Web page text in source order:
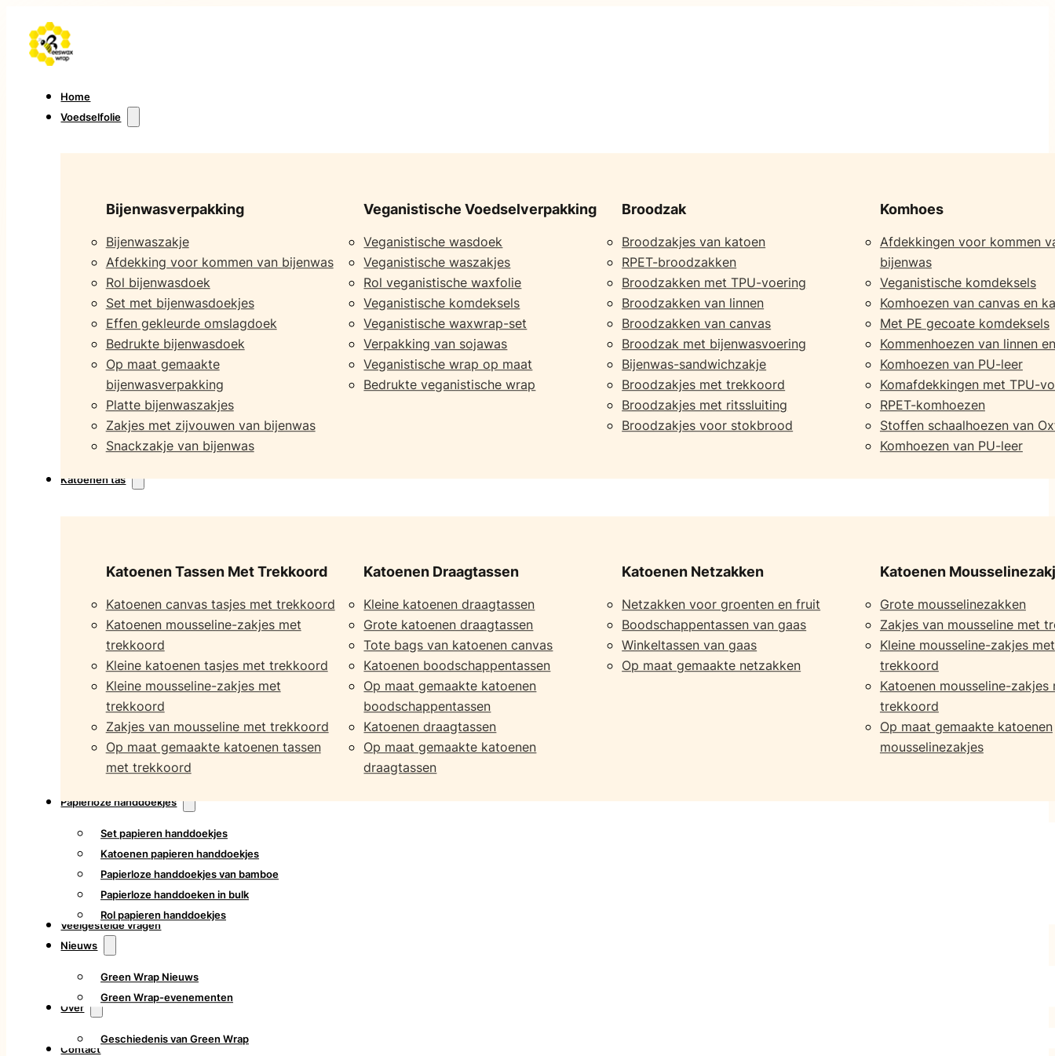
Home
Voedselfolie
Bijenwasverpakking
Bijenwaszakje
Afdekking voor kommen van bijenwas
Rol bijenwasdoek
Set met bijenwasdoekjes
Effen gekleurde omslagdoek
Bedrukte bijenwasdoek
Op maat gemaakte
bijenwasverpakking
Platte bijenwaszakjes
Zakjes met zijvouwen van bijenwas
Snackzakje van bijenwas
Veganistische Voedselverpakking
Veganistische wasdoek
Veganistische waszakjes
Rol veganistische waxfolie
Veganistische komdeksels
Veganistische waxwrap-set
Verpakking van sojawas
Veganistische wrap op maat
Bedrukte veganistische wrap
Broodzak
Broodzakjes van katoen
RPET-broodzakken
Broodzakken met TPU-voering
Broodzakken van linnen
Broodzakken van canvas
Broodzak met bijenwasvoering
Bijenwas-sandwichzakje
Broodzakjes met trekkoord
Broodzakjes met ritssluiting
Broodzakjes voor stokbrood
Komhoes
Afdekkingen voor kommen
bijenwas
Veganistische komdeksels
Komhoezen van canvas en
Met PE gecoate komdeksels
Kommenhoezen van linnen
Komhoezen van PU-leer
Komafdekkingen met TPU-
RPET-komhoezen
Stoffen schaalhoezen van
Komhoezen van PU-leer
Katoenen tas
Katoenen Tassen Met Trekkoord
Katoenen canvas tasjes met trekkoord
Katoenen mousseline-zakjes met
trekkoord
Kleine katoenen tasjes met trekkoord
Kleine mousseline-zakjes met
trekkoord
Zakjes van mousseline met trekkoord
Op maat gemaakte katoenen tassen
met trekkoord
Katoenen Draagtassen
Kleine katoenen draagtassen
Grote katoenen draagtassen
Tote bags van katoenen canvas
Katoenen boodschappentassen
Op maat gemaakte katoenen
boodschappentassen
Katoenen draagtassen
Op maat gemaakte katoenen
draagtassen
Katoenen Netzakken
Netzakken voor groenten en fruit
Boodschappentassen van gaas
Winkeltassen van gaas
Op maat gemaakte netzakken
Katoenen
Grote mousselinezakken
Zakjes van mousseline met
Kleine mousseline-zakjes met
trekkoord
Katoenen mousseline-zakjes
trekkoord
Op maat gemaakte katoenen
mousselinezakjes
Papierloze handdoekjes
Set papieren handdoekjes
Katoenen papieren handdoekjes
Papierloze handdoekjes van bamboe
Papierloze handdoeken in bulk
Rol papieren handdoekjes
Veelgestelde vragen
Nieuws
Green Wrap Nieuws
Green Wrap-evenementen
Over
Geschiedenis van Green Wrap
Contact